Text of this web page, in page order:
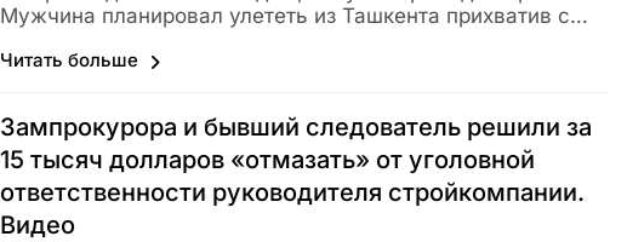
Мужчина планировал улететь из Ташкента прихватив с…
Читать больше
Зампрокурора и бывший следователь решили за
15 тысяч долларов «отмазать» от уголовной
ответственности руководителя стройкомпании.
Видео